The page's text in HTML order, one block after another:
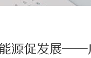
源促发展——